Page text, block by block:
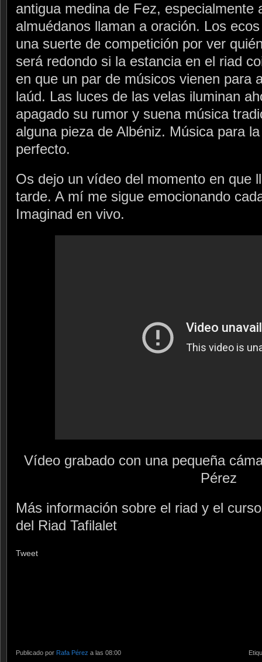
antigua medina de Fez, especialmente
almuédanos llaman a oración. Los
una suerte de competición por ver
será redondo si la estancia en el riad
en que un par de músicos vienen para
laúd. Las luces de las velas iluminan
apagado su rumor y suena música
alguna pieza de Albéniz. Música para
perfecto.
Os dejo un vídeo del momento en que
tarde. A mí me sigue emocionando
Imaginad en vivo.
Vídeo grabado con una pequeña
Pérez
Más información sobre el riad y el
del Riad Tafilalet
Tweet
Publicado por Rafa Pérez a las 08:00